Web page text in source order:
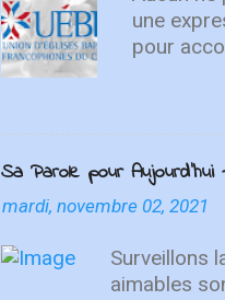
une
pour
l’histoire
suisses
force
Sa Parole pour
mardi, novembre 02, 2021
Surveillons
aimables